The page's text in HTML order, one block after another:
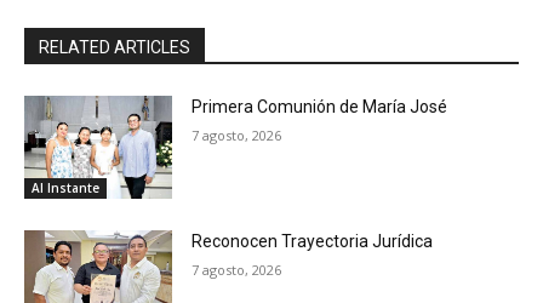
RELATED ARTICLES
Al Instante
Primera Comunión de María José
7 agosto, 2026
Reconocen Trayectoria Jurídica
7 agosto, 2026